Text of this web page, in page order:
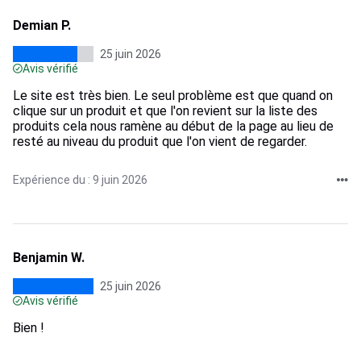
Demian P.
25 juin 2026
Avis vérifié
Le site est très bien. Le seul problème est que quand on
clique sur un produit et que l'on revient sur la liste des
produits cela nous ramène au début de la page au lieu de
resté au niveau du produit que l'on vient de regarder.
Expérience du : 9 juin 2026
Benjamin W.
25 juin 2026
Avis vérifié
Bien !